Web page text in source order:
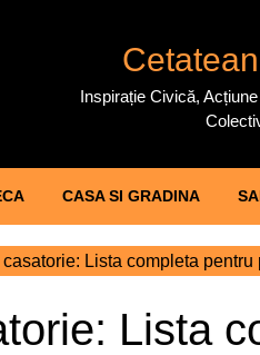
Inspirație Civică,
CASA SI GRADINA
Lista completa pentru
Lista